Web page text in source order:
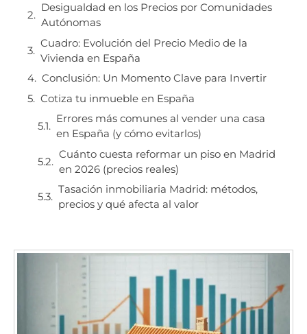
Desigualdad en los Precios por Comunidades
Autónomas
Cuadro: Evolución del Precio Medio de la
Vivienda en España
Conclusión: Un Momento Clave para Invertir
Cotiza tu inmueble en España
Errores más comunes al vender una casa
en España (y cómo evitarlos)
Cuánto cuesta reformar un piso en Madrid
en 2026 (precios reales)
Tasación inmobiliaria Madrid: métodos,
precios y qué afecta al valor